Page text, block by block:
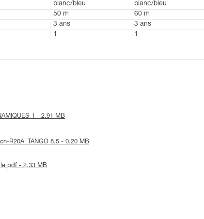
blanc/bleu
blanc/bleu
50 m
60 m
3 ans
3 ans
1 1
1 - 2.91 MB
R20A_TANGO 8.5 - 0.20 MB
le pdf - 2.33 MB